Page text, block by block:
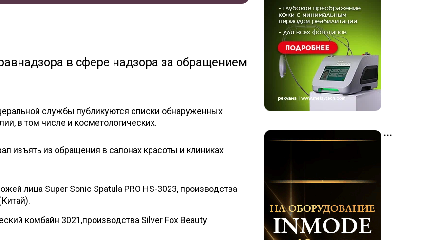
в сфере надзора за обращением
службы публикуются списки обнаруженных
в том числе и косметологических.
изъять из обращения в салонах красоты и клиниках
лица Super Sonic Spatula PRO HS-3023, производства
комбайн 3021,производства Silver Fox Beauty